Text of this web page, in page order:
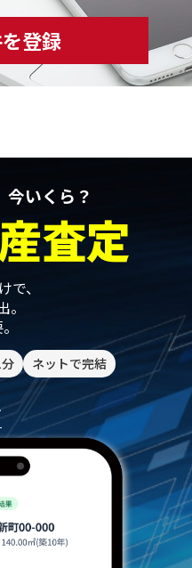
登録
今いくら？
査定
で、
ネットで完結